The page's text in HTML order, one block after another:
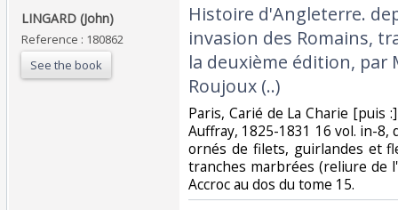
‎LINGARD (John)‎
Reference : 180862
See the book
‎Histoire d'Angleterre.
invasion des Romains,
la deuxième édition, par
Roujoux (..)‎
‎Paris, Carié de La Charie [puis
Auffray, 1825-1831 16 vol. in-8,
ornés de filets, guirlandes et
tranches marbrées (reliure de
Accroc au dos du tome 15.‎